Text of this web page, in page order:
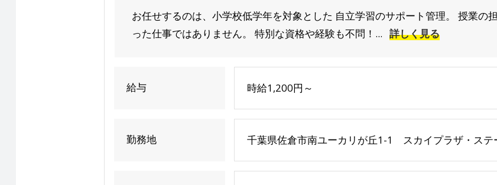
お任せするのは、小学校低学年を対象とした 自立学習のサポート管理。 授業の
った仕事ではありません。 特別な資格や経験も不問！... 詳しく見る
給与 時給1,200円～
勤務地 千葉県佐倉市南ユーカリが丘1-1 スカイプラザ・ステ